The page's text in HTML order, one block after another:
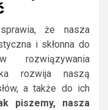
że nasza
i skłonna do
rozwiązywania
rozwija naszą
a także do ich
piszemy, nasza